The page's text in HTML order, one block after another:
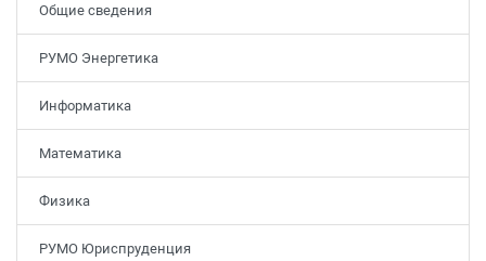
Общие сведения
РУМО Энергетика
Информатика
Математика
Физика
РУМО Юриспруденция